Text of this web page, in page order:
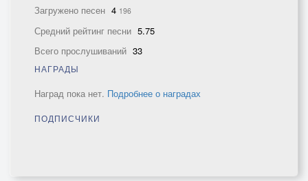
Загружено песен 4 196
Средний рейтинг песни 5.75
Всего прослушиваний 33
НАГРАДЫ
Наград пока нет. Подробнее о наградах
ПОДПИСЧИКИ